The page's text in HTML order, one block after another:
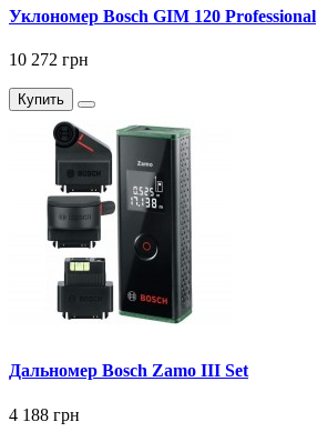
Уклономер Bosch GIM 120 Professional
10 272 грн
Купить
Дальномер Bosch Zamo III Set
4 188 грн